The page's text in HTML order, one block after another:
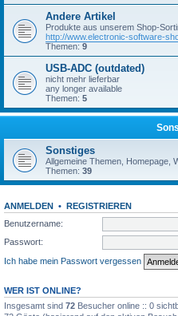
Andere Artikel
Produkte aus unserem Shop-
http://www.electronic-software-
Themen: 9
USB-ADC (outdated)
nicht mehr lieferbar
any longer available
Themen: 5
Sonstiges
Allgemeine Themen, Homepage,
Themen: 39
ANMELDEN • REGISTRIEREN
Benutzername:
Passwort:
Ich habe mein Passwort vergessen
WER IST ONLINE?
Insgesamt sind 72 Besucher online :: 0